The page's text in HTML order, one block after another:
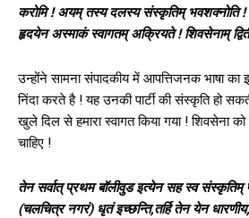
करोमि ! अयम् तस्य दलस्य संस्कृतिम् भवशक्नोति !
हृदयेन अस्माकं स्वागतम् अक्रियते ! शिवसेनाम्
उन्होंने सामना संपादकीय में आपत्तिजनक भाषा का
निंदा करते है ! यह उनकी पार्टी की संस्कृति हो
खुले दिल से हमारा स्वागत किया गया ! शिवसेना
चाहिए !
तेन सर्वात् प्रथम बॉलीवुड इत्येन सह स्व संस्कृतिम्
(चलचित्र नगरं) धृतं इच्छन्ति,तर्हि तेन येन